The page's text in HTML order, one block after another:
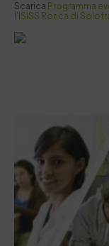
Scarica Programma
l’ISISS Ronca di